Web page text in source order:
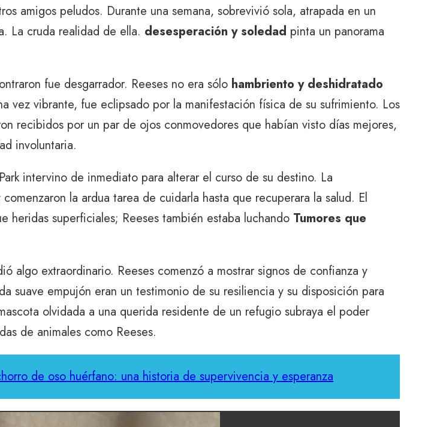
amigos peludos. Durante una semana, sobrevivió sola, atrapada en un
La cruda realidad de ella. desesperación y soledad pinta un panorama
fue desgarrador. Reeses no era sólo hambriento y deshidratado
vez vibrante, fue eclipsado por la manifestación física de su sufrimiento. Los
recibidos por un par de ojos conmovedores que habían visto días mejores,
involuntaria.
intervino de inmediato para alterar el curso de su destino. La
la ardua tarea de cuidarla hasta que recuperara la salud. El
heridas superficiales; Reeses también estaba luchando Tumores que
algo extraordinario. Reeses comenzó a mostrar signos de confianza y
suave empujón eran un testimonio de su resiliencia y su disposición para
olvidada a una querida residente de un refugio subraya el poder
de animales como Reeses.
de oso huérfano: una historia de supervivencia y esperanza